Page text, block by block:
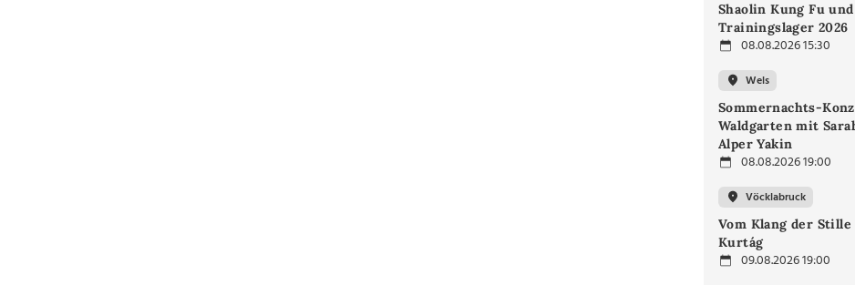
Shaolin Kung Fu
Trainingslager 2026
08.08.2026 15:30
Wels
Sommernachts-
Waldgarten mit
Alper Yakin
08.08.2026 19:00
Vöcklabruck
Vom Klang der Stille
Kurtág
09.08.2026 19:00